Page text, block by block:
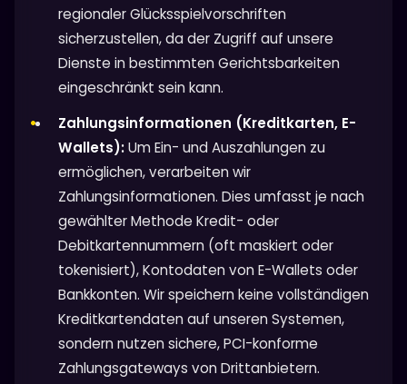
regionaler Glücksspielvorschriften
sicherzustellen, da der Zugriff auf unsere
Dienste in bestimmten Gerichtsbarkeiten
eingeschränkt sein kann.
Zahlungsinformationen (Kreditkarten, E-
Wallets):Um Ein- und Auszahlungen zu
ermöglichen, verarbeiten wir
Zahlungsinformationen. Dies umfasst je nach
gewählter Methode Kredit- oder
Debitkartennummern (oft maskiert oder
tokenisiert), Kontodaten von E-Wallets oder
Bankkonten. Wir speichern keine vollständigen
Kreditkartendaten auf unseren Systemen,
sondern nutzen sichere, PCI-konforme
Zahlungsgateways von Drittanbietern.